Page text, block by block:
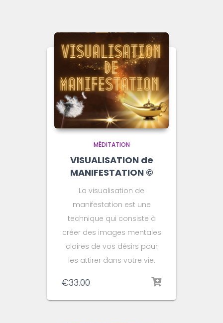
MÉDITATION
VISUALISATION de
MANIFESTATION ©️
La visualisation de
manifestation est une
technique qui consiste à
créer des images mentales
claires de vos désirs pour
les attirer dans votre vie.
€33.00